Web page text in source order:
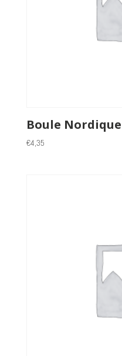
Boule Nordique
€4,35